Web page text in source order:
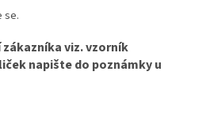
se.
viz. vzorník
napište do poznámky u